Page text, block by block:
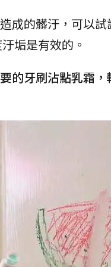
成的髒汙，可以
垢是有效的。
的牙刷沾點乳霜